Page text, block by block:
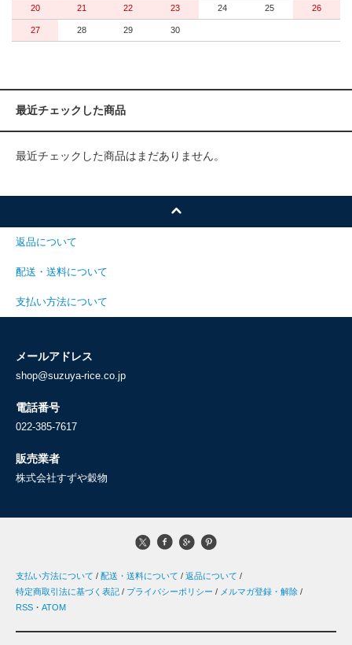
20 21 22 23 24 25 26
27 28 29 30
最近チェックした商品
最近チェックした商品はまだありません。
返品について
配送・送料について
支払い方法について
メールアドレス
shop@suzuya-rice.co.jp
電話番号
022-385-7617
販売業者
株式会社すずや穀物
支払い方法について / 配送・送料について / 返品について /
特定商取引法に基づく表記 / プライバシーポリシー / メルマガ登録・解除 /
RSS ・ ATOM